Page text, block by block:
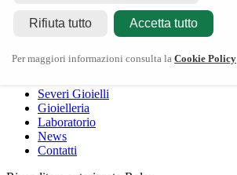
Rolex Certified Pre-Owned
Tudor
La collezioneTudor shop
Dodo
Severi Gioielli
Gioielleria
Laboratorio
News
Contatti
Oyster Story
Contattaci
Rifiuta tutto Accetta tutto
Per maggiori informazioni consulta la Cookie Policy